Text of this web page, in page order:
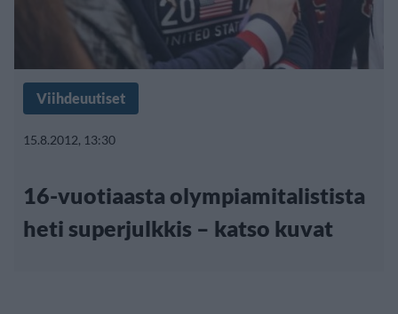
Viihdeuutiset
15.8.2012, 13:30
16-vuotiaasta olympiamitalistista
heti superjulkkis – katso kuvat